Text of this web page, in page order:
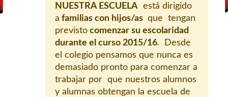
NUESTRA ESCUELA está dirigido
a familias con hijos/as que tengan
previsto comenzar su escolaridad
durante el curso 2015/16. Desde
el colegio pensamos que nunca es
demasiado pronto para comenzar a
trabajar por que nuestros alumnos
y alumnas obtengan la escuela de